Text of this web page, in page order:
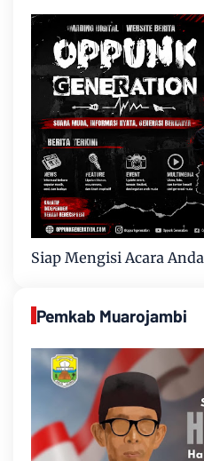
Siap Mengisi Acara Anda
Pemkab Muarojambi